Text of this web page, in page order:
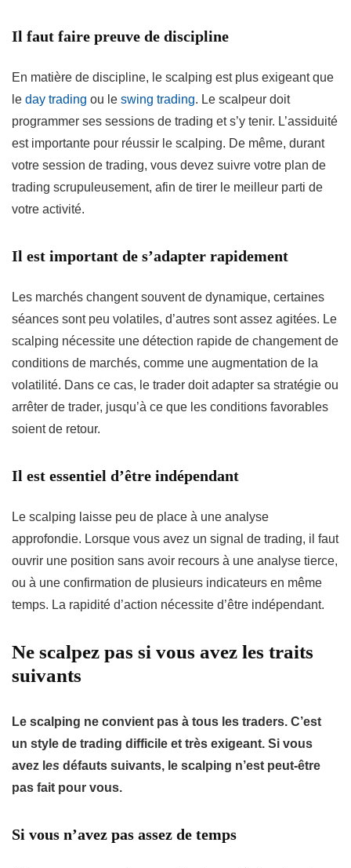
Il faut faire preuve de discipline
En matière de discipline, le scalping est plus exigeant que
le day trading ou le swing trading. Le scalpeur doit
programmer ses sessions de trading et s’y tenir. L’assiduité
est importante pour réussir le scalping. De même, durant
votre session de trading, vous devez suivre votre plan de
trading scrupuleusement, afin de tirer le meilleur parti de
votre activité.
Il est important de s’adapter rapidement
Les marchés changent souvent de dynamique, certaines
séances sont peu volatiles, d’autres sont assez agitées. Le
scalping nécessite une détection rapide de changement de
conditions de marchés, comme une augmentation de la
volatilité. Dans ce cas, le trader doit adapter sa stratégie ou
arrêter de trader, jusqu’à ce que les conditions favorables
soient de retour.
Il est essentiel d’être indépendant
Le scalping laisse peu de place à une analyse
approfondie. Lorsque vous avez un signal de trading, il faut
ouvrir une position sans avoir recours à une analyse tierce,
ou à une confirmation de plusieurs indicateurs en même
temps. La rapidité d’action nécessite d’être indépendant.
Ne scalpez pas si vous avez les traits
suivants
Le scalping ne convient pas à tous les traders. C’est
un style de trading difficile et très exigeant. Si vous
avez l es défauts suivants, le scalping n’est peut-être
pas fait pour vous.
Si vous n’avez pas assez de temps